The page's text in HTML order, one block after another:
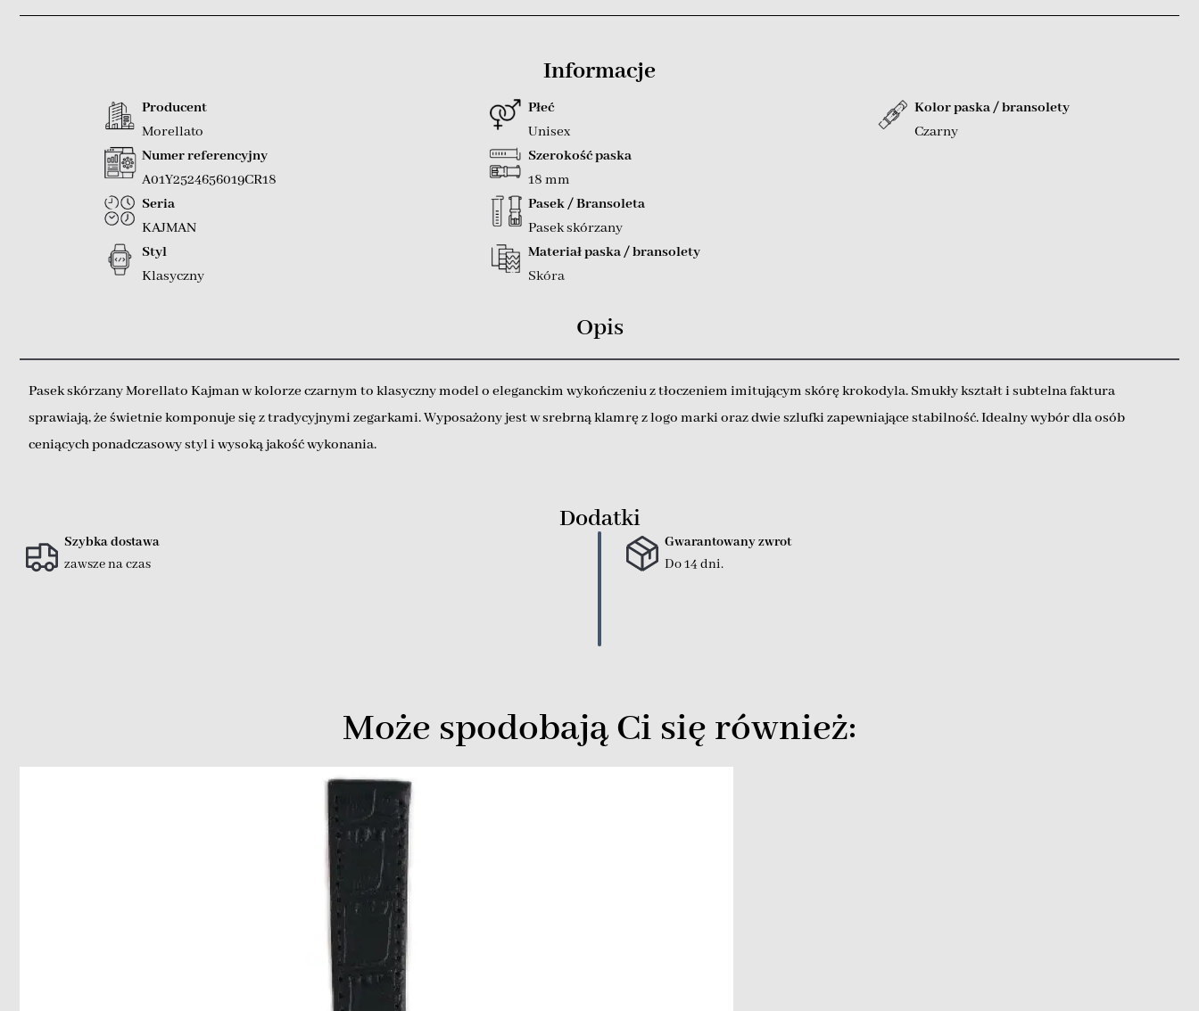
Informacje
Producent
Morellato
Numer referencyjny
A01Y2524656019CR18
Seria
KAJMAN
Styl
Klasyczny
Płeć
Unisex
Szerokość paska
18 mm
Pasek / Bransoleta
Pasek skórzany
Materiał paska / bransolety
Skóra
Kolor paska / bransolety
Czarny
Opis
Pasek skórzany Morellato Kajman w kolorze czarnym to klasyczny model o eleganckim wykończeniu z tłoczeniem imitującym skórę krokodyla. Smukły kształt i subtelna faktura
sprawiają, że świetnie komponuje się z tradycyjnymi zegarkami. Wyposażony jest w srebrną klamrę z logo marki oraz dwie szlufki zapewniające stabilność. Idealny wybór dla osób
ceniących ponadczasowy styl i wysoką jakość wykonania.
Dodatki
Szybka dostawa
zawsze na czas
Gwarantowany zwrot
Do 14 dni.
Może spodobają Ci się również: